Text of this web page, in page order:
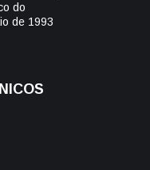
do
de 1993